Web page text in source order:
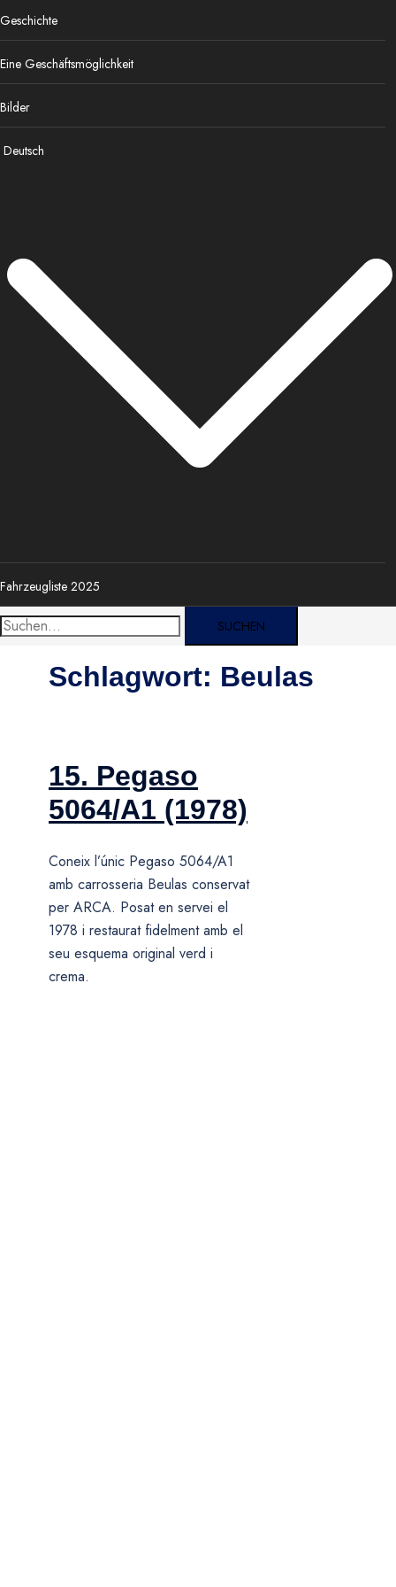
Geschichte
Eine Geschäftsmöglichkeit
Bilder
Deutsch
Fahrzeugliste 2025
Suche
Schlagwort: Beulas
15. Pegaso
5064/A1 (1978)
Coneix l’únic Pegaso 5064/A1
amb carrosseria Beulas conservat
per ARCA. Posat en servei el
1978 i restaurat fidelment amb el
seu esquema original verd i
crema.